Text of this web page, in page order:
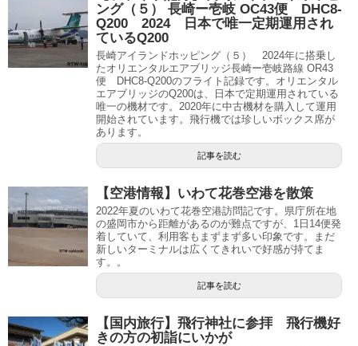
ング（５） 長崎ー壱岐 OC43便 DHC8-
Q200 2024 日本で唯一定期運用され
ているQ200
長崎アイランドホッピング（５） 2024年に搭乗し
たオリエンタルエアブリッジ長崎ー壱岐路線 OR43
便 DHC8-Q200のフライト記録です。オリエンタル
エアブリッジのQ200は、日本で定期運用されている
唯一の機材です。2020年に中古機材を購入して運用
開始されています。飛行機では珍しいボックス席が
あります。
記事を読む
【空港情報】いわて花巻空港を散策
2022年夏のいわて花巻空港訪問記です。県庁所在地
の盛岡市から距離があるのが難点ですが、1日14便発
着していて、利用客もまずまず多い印象です。まだ
新しいターミナルは広くてきれいで好感が持てま
す。。
記事を読む
【国内旅行】飛行神社に参拝 飛行機好
きの方の初詣にいかが